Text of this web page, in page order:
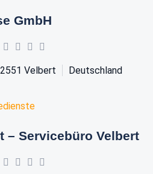
GmbH
Velbert Deutschland
– Servicebüro Velbert